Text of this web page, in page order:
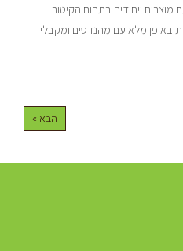
מוצרים ייחודים בתחום הקיטור
באופן מלא עם מהנדסים ומקבלי
הבא »